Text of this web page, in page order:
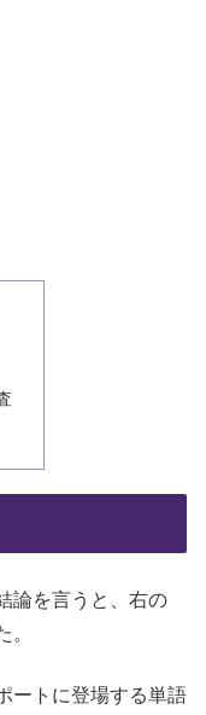
論を言うと、右の
。
ートに登場する単語